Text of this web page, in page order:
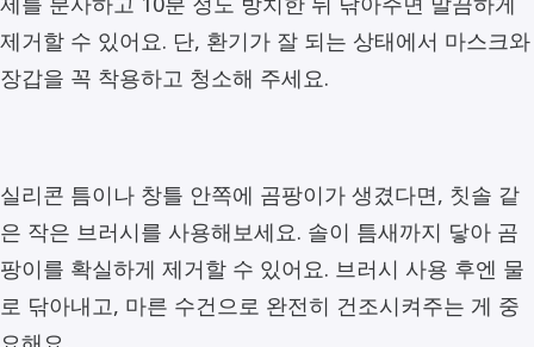
제거할 수 있어요. 단, 환기가 잘 되는 상태에서 마스크와
장갑을 꼭 착용하고 청소해 주세요.
실리콘 틈이나 창틀 안쪽에 곰팡이가 생겼다면, 칫솔 같
은 작은 브러시를 사용해보세요. 솔이 틈새까지 닿아 곰
팡이를 확실하게 제거할 수 있어요. 브러시 사용 후엔 물
로 닦아내고, 마른 수건으로 완전히 건조시켜주는 게 중